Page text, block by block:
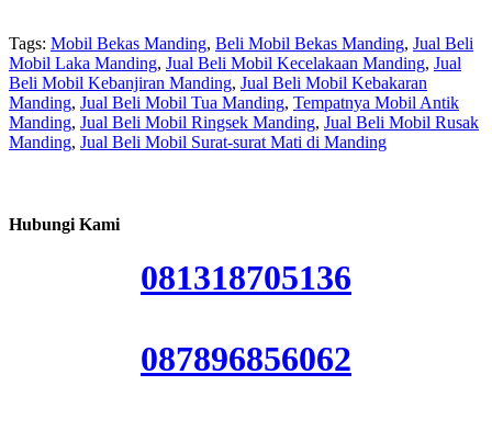
Tags: Mobil Bekas Manding, Beli Mobil Bekas Manding, Jual Beli
Mobil Laka Manding, Jual Beli Mobil Kecelakaan Manding, Jual
Beli Mobil Kebanjiran Manding, Jual Beli Mobil Kebakaran
Manding, Jual Beli Mobil Tua Manding, Tempatnya Mobil Antik
Manding, Jual Beli Mobil Ringsek Manding, Jual Beli Mobil Rusak
Manding, Jual Beli Mobil Surat-surat Mati di Manding
Hubungi Kami
081318705136
087896856062